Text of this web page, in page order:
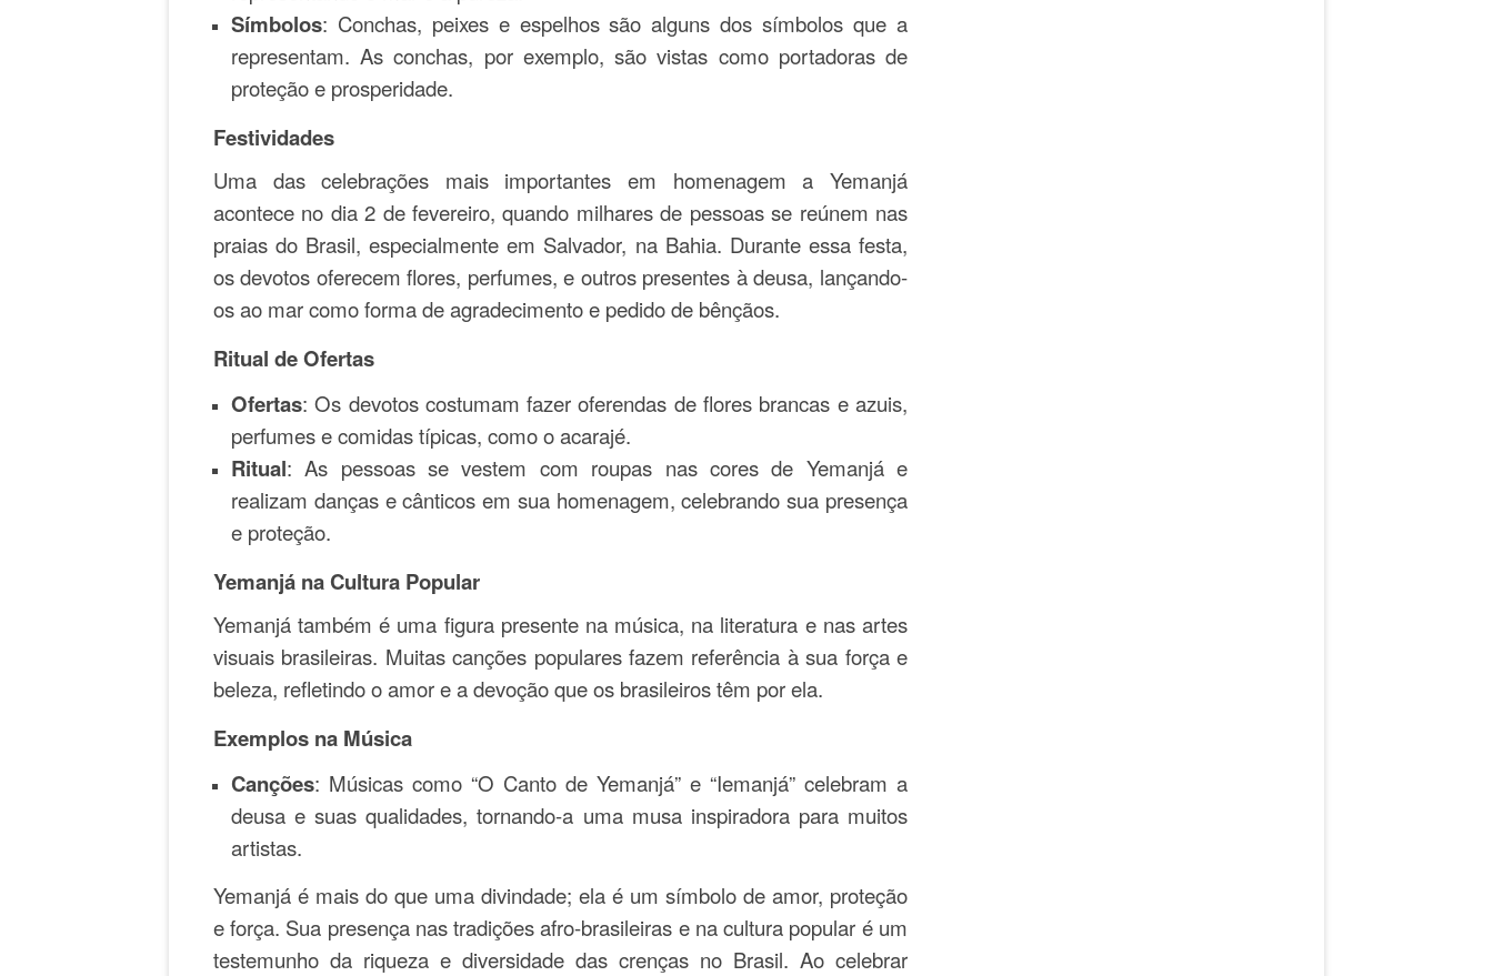
Símbolos: Conchas, peixes e espelhos são alguns dos símbolos que a
representam. As conchas, por exemplo, são vistas como portadoras de
proteção e prosperidade.
Festividades
Uma das celebrações mais importantes em homenagem a Yemanjá
acontece no dia 2 de fevereiro, quando milhares de pessoas se reúnem nas
praias do Brasil, especialmente em Salvador, na Bahia. Durante essa festa,
os devotos oferecem flores, perfumes, e outros presentes à deusa, lançando-
os ao mar como forma de agradecimento e pedido de bênçãos.
Ritual de Ofertas
Ofertas: Os devotos costumam fazer oferendas de flores brancas e azuis,
perfumes e comidas típicas, como o acarajé.
Ritual: As pessoas se vestem com roupas nas cores de Yemanjá e
realizam danças e cânticos em sua homenagem, celebrando sua presença
e proteção.
Yemanjá na Cultura Popular
Yemanjá também é uma figura presente na música, na literatura e nas artes
visuais brasileiras. Muitas canções populares fazem referência à sua força e
beleza, refletindo o amor e a devoção que os brasileiros têm por ela.
Exemplos na Música
Canções: Músicas como “O Canto de Yemanjá” e “Iemanjá” celebram a
deusa e suas qualidades, tornando-a uma musa inspiradora para muitos
artistas.
Yemanjá é mais do que uma divindade; ela é um símbolo de amor, proteção
e força. Sua presença nas tradições afro-brasileiras e na cultura popular é um
testemunho da riqueza e diversidade das crenças no Brasil. Ao celebrar